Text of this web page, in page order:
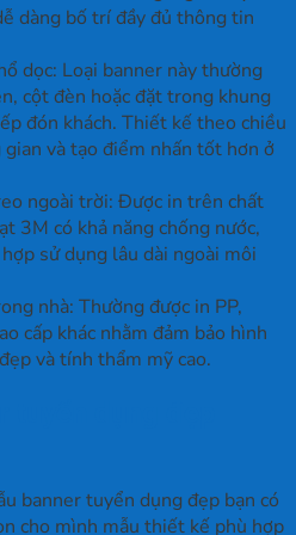
dàng bố trí đầy đủ thông tin
dọc: Loại banner này thường
cột đèn hoặc đặt trong khung
đón khách. Thiết kế theo chiều
và tạo điểm nhấn tốt hơn ở
ngoài trời: Được in trên chất
3M có khả năng chống nước,
sử dụng lâu dài ngoài môi
nhà: Thường được in PP,
cấp khác nhằm đảm bảo hình
và tính thẩm mỹ cao.
banner tuyển dụng đẹp bạn có
cho mình mẫu thiết kế phù hợp